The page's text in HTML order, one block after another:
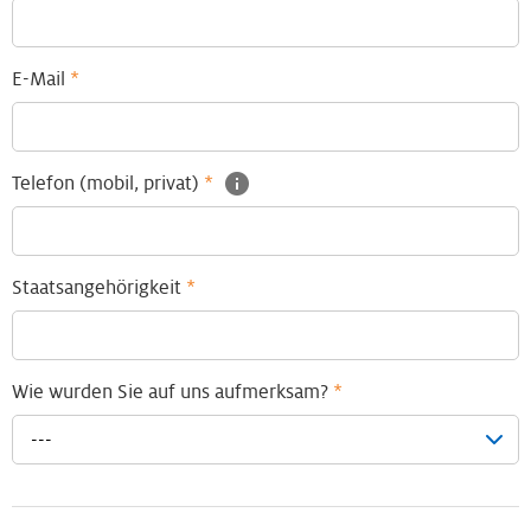
E-Mail *
Telefon (mobil, privat) *
Staatsangehörigkeit *
Wie wurden Sie auf uns aufmerksam? *
---